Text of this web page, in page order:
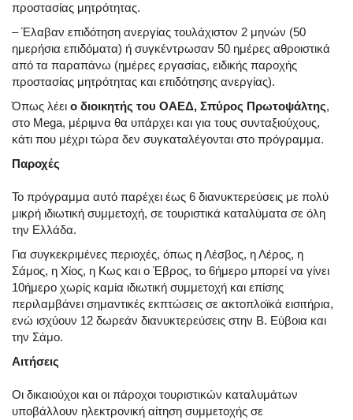
προστασίας μητρότητας.
– Έλαβαν επιδότηση ανεργίας τουλάχιστον 2 μηνών (50
ημερήσια επιδόματα) ή συγκέντρωσαν 50 ημέρες αθροιστικά
από τα παραπάνω (ημέρες εργασίας, ειδικής παροχής
προστασίας μητρότητας και επιδότησης ανεργίας).
Όπως λέει ο διοικητής του ΟΑΕΔ, Σπύρος Πρωτοψάλτης,
στο Mega, μέριμνα θα υπάρχει και για τους συνταξιούχους,
κάτι που μέχρι τώρα δεν συγκαταλέγονται στο πρόγραμμα.
Παροχές
Το πρόγραμμα αυτό παρέχει έως 6 διανυκτερεύσεις με πολύ
μικρή ιδιωτική συμμετοχή, σε τουριστικά καταλύματα σε όλη
την Ελλάδα.
Για συγκεκριμένες περιοχές, όπως η Λέσβος, η Λέρος, η
Σάμος, η Χίος, η Κως και ο Έβρος, το 6ήμερο μπορεί να γίνει
10ήμερο χωρίς καμία ιδιωτική συμμετοχή και επίσης
περιλαμβάνει σημαντικές εκπτώσεις σε ακτοπλοϊκά εισιτήρια,
ενώ ισχύουν 12 δωρεάν διανυκτερεύσεις στην Β. Εύβοια και
την Σάμο.
Αιτήσεις
Οι δικαιούχοι και οι πάροχοι τουριστικών καταλυμάτων
υποβάλλουν ηλεκτρονική αίτηση συμμετοχής σε